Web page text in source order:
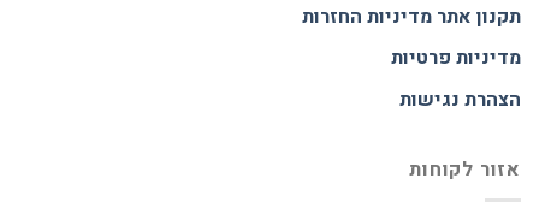
תקנון אתרמדיניות החזרות
מדיניות פרטיות
הצהרת נגישות
אזור לקוחות